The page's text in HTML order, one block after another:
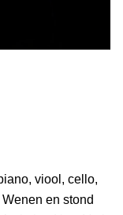
viool, cello,
en stond